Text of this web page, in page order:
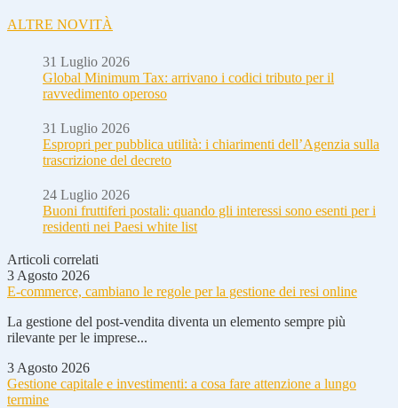
ALTRE NOVITÀ
31 Luglio 2026
Global Minimum Tax: arrivano i codici tributo per il
ravvedimento operoso
31 Luglio 2026
Espropri per pubblica utilità: i chiarimenti dell’Agenzia sulla
trascrizione del decreto
24 Luglio 2026
Buoni fruttiferi postali: quando gli interessi sono esenti per i
residenti nei Paesi white list
Articoli correlati
3 Agosto 2026
E-commerce, cambiano le regole per la gestione dei resi online
La gestione del post-vendita diventa un elemento sempre più
rilevante per le imprese...
3 Agosto 2026
Gestione capitale e investimenti: a cosa fare attenzione a lungo
termine